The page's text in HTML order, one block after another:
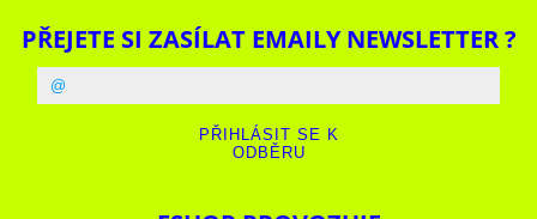
PŘEJETE SI ZASÍLAT EMAILY NEWSLETTER ?